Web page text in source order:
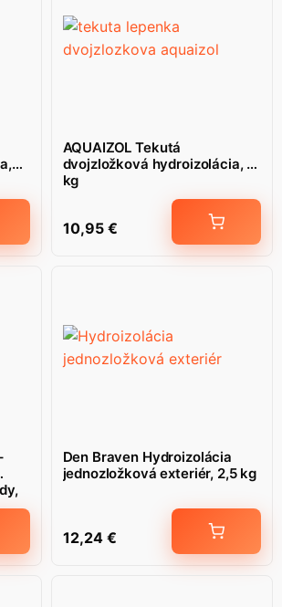
AQUAIZOL Tekutá
dvojzložková hydroizolácia, 4
kg
10,95 €
Den Braven Hydroizolácia
jednozložková exteriér, 2,5 kg
12,24 €